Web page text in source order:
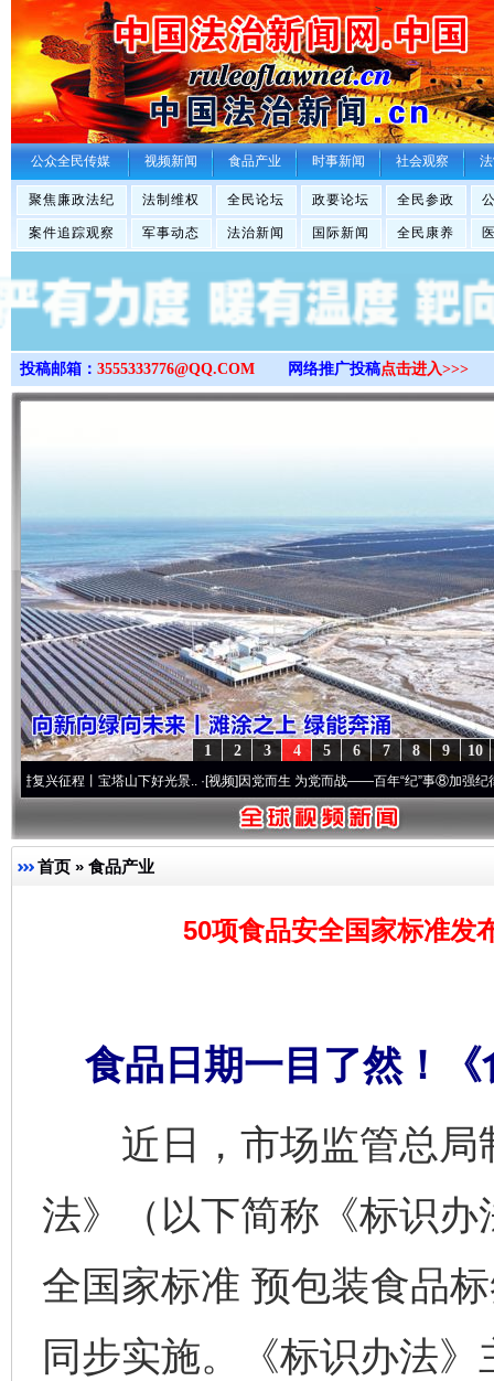
>
公众全民传媒 视频新闻 食品产业 时事新闻 社会观察
聚焦廉政法纪 法制维权 全民论坛 政要论坛 全民参政
案件追踪观察 军事动态 法治新闻 国际新闻 全民康养
投稿邮箱： 3555333776@QQ.COM 网络推广投稿点击进入>>>
10
9
8
7
6
5
4
3
2
1
丨宝塔山下好光景..·[视频]因党而生 为党而战——百年“纪”事⑧加强纪律..·[视频]
首页 » 食品产业
50项食品安全国家标准发
食品日期一目了然！
近日，市场监管总局
法》（以下简称《标识
全国家标准 预包装食品
同步实施。《标识办法